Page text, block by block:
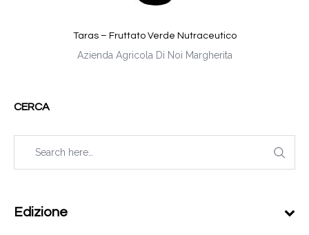
Taras – Fruttato Verde Nutraceutico
Azienda Agricola Di Noi Margherita
CERCA
Edizione